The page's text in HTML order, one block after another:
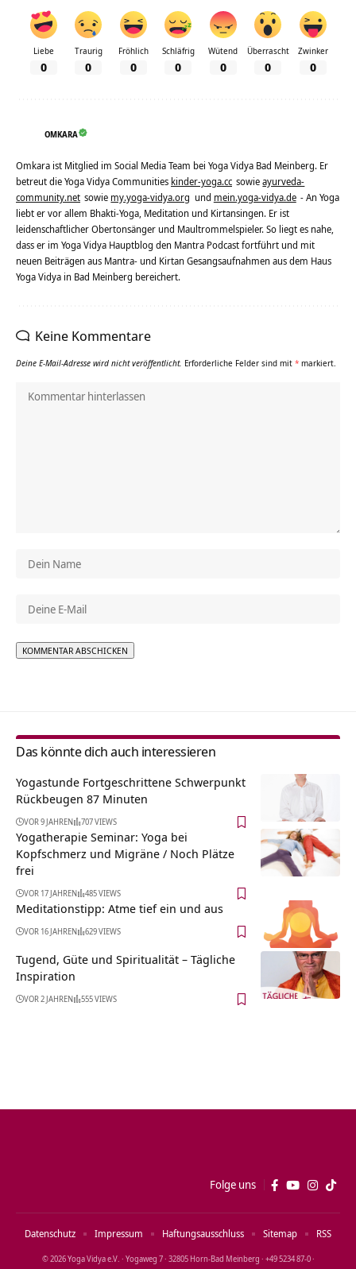
Liebe
0
Traurig
0
Fröhlich
0
Schläfrig
0
Wütend
0
Überrascht
0
Zwinker
0
OMKARA
Omkara ist Mitglied im Social Media Team bei Yoga Vidya Bad Meinberg. Er
betreut die Yoga Vidya Communities kinder-yoga.cc sowieayurveda-
community.net sowie my.yoga-vidya.org und mein.yoga-vidya.de - An Yoga
liebt er vor allem Bhakti-Yoga, Meditation und Kirtansingen. Er ist
leidenschaftlicher Obertonsänger und Maultrommelspieler. So liegt es nahe,
dass er im Yoga Vidya Hauptblog den Mantra Podcast fortführt und mit
neuen Beiträgen aus Mantra- und Kirtan Gesangsaufnahmen aus dem Haus
Yoga Vidya in Bad Meinberg bereichert.
Keine Kommentare
Deine E-Mail-Adresse wird nicht veröffentlicht. Erforderliche Felder sind mit * markiert.
Das könnte dich auch interessieren
Yogastunde Fortgeschrittene Schwerpunkt
Rückbeugen 87 Minuten
VOR 9 JAHREN 707 VIEWS
Yogatherapie Seminar: Yoga bei
Kopfschmerz und Migräne / Noch Plätze
frei
VOR 17 JAHREN 485 VIEWS
Meditationstipp: Atme tief ein und aus
VOR 16 JAHREN 629 VIEWS
Tugend, Güte und Spiritualität – Tägliche
Inspiration
VOR 2 JAHREN 555 VIEWS
Folge uns
© 2026 Yoga Vidya e.V. · Yogaweg 7 · 32805 Horn‑Bad Meinberg · +49 5234 87‑0 ·
Datenschutz Impressum Haftungsausschluss Sitemap RSS